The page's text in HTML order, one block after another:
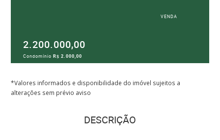
VENDA
2.200.000,00
CondomínioR$ 2.000,00
*Valores informados e disponibilidade do imóvel sujeitos a
alterações sem prévio aviso
DESCRIÇÃO